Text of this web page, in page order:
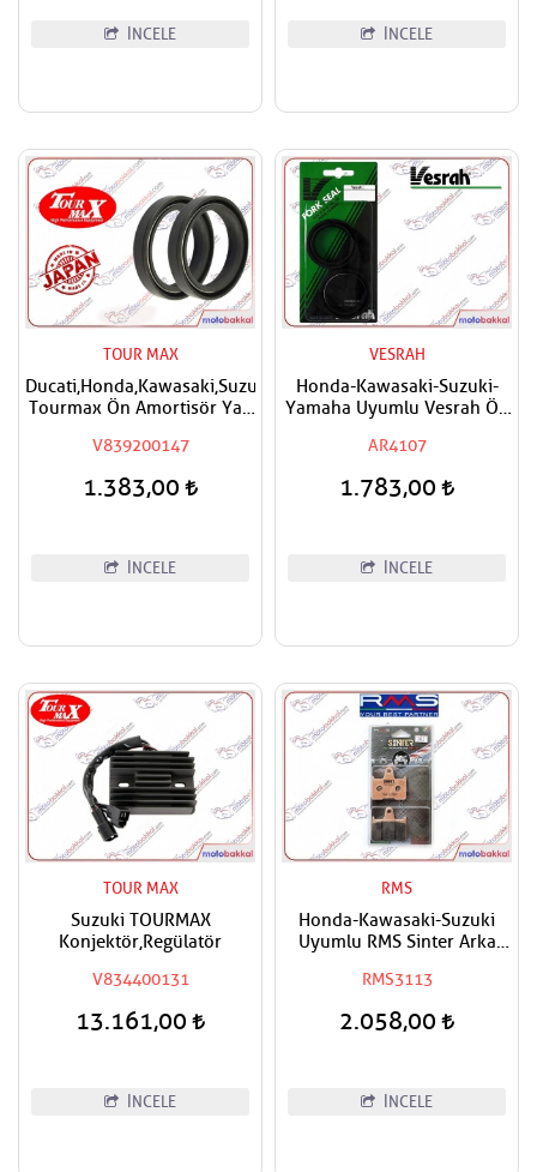
İNCELE İNCELE
TOUR MAX
Ducati,Honda,Kawasaki,Suzuki,Yamaha
Tourmax Ön Amortisör Yağ
V839200147
1.383,00
İNCELE
VESRAH
Honda-Kawasaki-Suzuki-
Yamaha Uyumlu Vesrah Ön
43x55x9,5/10,5
AR4107
1.783,00
İNCELE
TOUR MAX
Suzuki TOURMAX
Konjektör,Regülatör
V834400131
13.161,00
İNCELE
RMS
Honda-Kawasaki-Suzuki
Uyumlu RMS Sinter Arka
RMS3113
2.058,00
İNCELE